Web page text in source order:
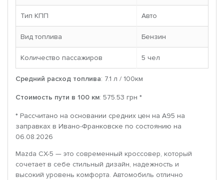
Тип КПП Авто
Вид топлива Бензин
Количество пассажиров 5 чел
Средний расход топлива: 7.1 л / 100км
Стоимость пути в 100 км: 575.53 грн *
* Рассчитано на основании средних цен на A95 на
заправках в Ивано-Франковске по состоянию на
06.08.2026
Mazda CX-5 — это современный кроссовер, который
сочетает в себе стильный дизайн, надежность и
высокий уровень комфорта. Автомобиль отлично